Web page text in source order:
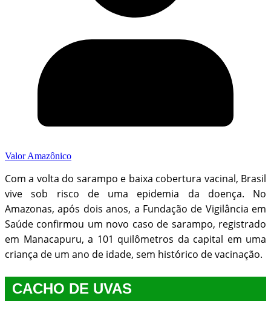
Valor Amazônico
Com a volta do sarampo e baixa cobertura vacinal, Brasil
vive sob risco de uma epidemia da doença. No
Amazonas, após dois anos, a Fundação de Vigilância em
Saúde confirmou um novo caso de sarampo, registrado
em Manacapuru, a 101 quilômetros da capital em uma
criança de um ano de idade, sem histórico de vacinação.
CACHO DE UVAS